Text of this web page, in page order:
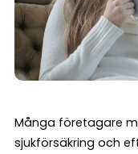
Många företagare
sjukförsäkring och